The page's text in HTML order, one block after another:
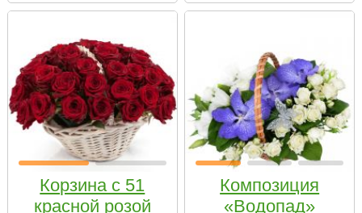
Корзина с 51
красной розой
Композиция
«Водопад»